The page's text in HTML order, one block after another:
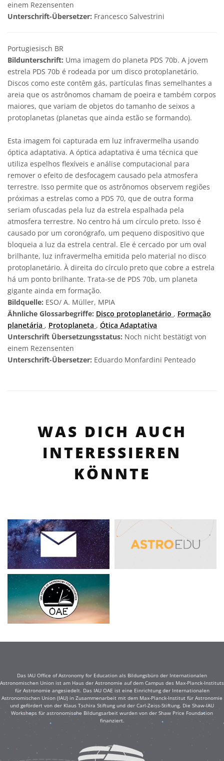
einem Rezensenten
Unterschrift-Übersetzer: Francesco Salvestrini
Portugiesisch BR
Bildunterschrift: Uma imagem do planeta PDS 70b. A jovem
estrela PDS 70b é rodeada por um disco protoplanetário.
Discos como este contêm gás, partículas finas semelhantes a
areia que os astrônomos chamam de poeira e também corpos
maiores, que variam de objetos do tamanho de seixos a
protoplanetas (planetas que ainda estão se formando).
Esta imagem foi capturada em luz infravermelha usando
óptica adaptativa. A óptica adaptativa é uma técnica que
utiliza espelhos flexíveis e análise computacional para
remover o efeito de desfocagem causado pela atmosfera
terrestre. Isso permite que os astrônomos observem regiões
próximas a estrelas como a PDS 70, que de outra forma
seriam ofuscadas pela luz da estrela espalhada pela
atmosfera terrestre. No centro há um círculo preto. Isso é
causado por um coronógrafo, um pequeno dispositivo que
bloqueia a luz da estrela central. Ele é cercado por um oval
brilhante, luz infravermelha emitida pelo material no disco
protoplanetário. À direita do círculo preto que cobre a estrela
há um ponto brilhante. Trata-se de PDS 70b, um planeta
gigante ainda em formação.
Bildquelle: ESO/ A. Müller, MPIA
Ähnliche Glossarbegriffe: Disco protoplanetário , Formação
planetária , Protoplaneta , Ótica Adaptativa
Unterschrift Übersetzungsstatus: Noch nicht bestätigt von
einem Rezensenten
Unterschrift-Übersetzer: Eduardo Monfardini Penteado
WAS DICH AUCH
INTERESSIEREN
KÖNNTE
Das IAU Office of Astronomy for Education als Bildungsbüro der Internationalen
Astronomischen Union ist am Haus der Astronomie auf dem Campus des Max-Planck-Instituts
für Astronomie angesiedelt. Das IAU OAE ist eine Einrichtung der Internationalen
Astronomischen Union (IAU) in Zusammenarbeit mit dem Max-Planck-Institut für Astronomie
und gefördert von der Klaus Tschira Stiftung und der Carl-Zeiss-Stiftung. Die Shaw-IAU
Workshops für astronomische Bildungsarbeit wurden von der Shaw Price Foundation
finanziert.